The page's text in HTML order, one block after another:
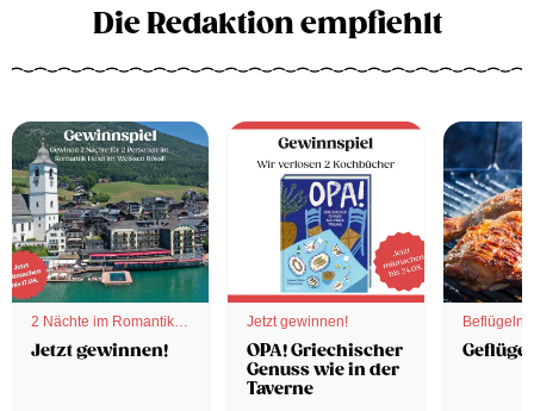
Die Redaktion empfiehlt
2 Nächte im Romantik
Hotel
Jetzt gewinnen!
Jetzt gewinnen!
OPA! Griechischer
Genuss wie in der
Taverne